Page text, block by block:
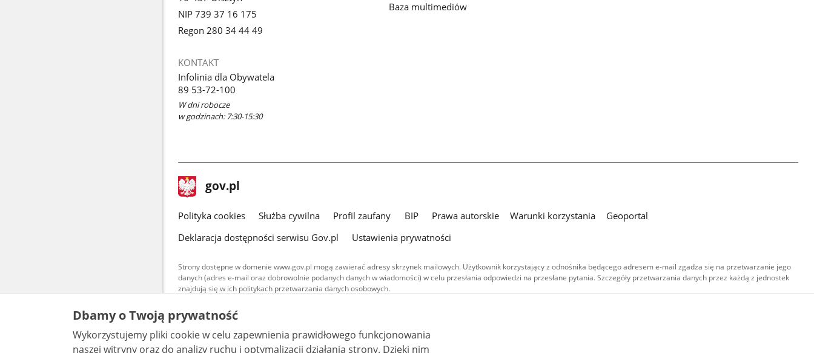
NIP 739 37 16 175
Regon 280 34 44 49
KONTAKT
Infolinia dla Obywatela
89 53-72-100
W dni robocze
w godzinach: 7:30-15:30
Baza multimediów
stopka
gov.pl Strona
gov.pl
gov.pl
Polityka cookies Służba cywilna Profil zaufany BIP Prawa autorskie Warunki korzystania
Geoportal
Deklaracja dostępności serwisu Gov.pl
Ustawienia prywatności
Strony dostępne w domenie www.gov.pl mogą zawierać adresy skrzynek mailowych. Użytkownik korzystający z odnośnika będącego adresem e-mail zgadza się na przetwarzanie jego
danych (adres e-mail oraz dobrowolnie podanych danych w wiadomości) w celu przesłania odpowiedzi na przesłane pytania. Szczegóły przetwarzania danych przez każdą z jednostek
znajdują się w ich politykach przetwarzania danych osobowych.
Treści tekstowe publikowane w serwisie (z wyłączeniem treści audiowizualnych), są
udostępniane na licencji typu Creative Commons: uznanie autorstwa - na tych samych
warunkach 4.0 (CC BY-SA 4.0). Materiały audiowizualne, w tym zdjęcia, materiały audio i wideo,
są udostępniane na licencji typu Creative Commons: uznanie autorstwa użycie niekomercyjne -
bez utworów zależnych 4.0 (CC BY-NC-ND 4.0), o ile nie jest to stwierdzone inaczej.
Dbamy o Twoją prywatność
Wykorzystujemy pliki cookie w celu zapewnienia prawidłowego funkcjonowania
naszej witryny oraz do analizy ruchu i optymalizacji działania strony. Dzięki nim